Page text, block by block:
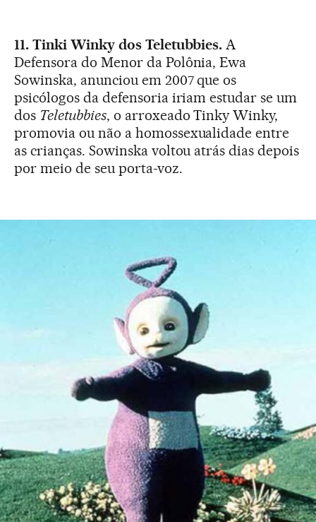
11. Tinki Winky dos Teletubbies. A
Defensora do Menor da Polônia, Ewa
Sowinska, anunciou em 2007 que os
psicólogos da defensoria iriam estudar se um
dos Teletubbies, o arroxeado Tinky Winky,
promovia ou não a homossexualidade entre
as crianças. Sowinska voltou atrás dias depois
por meio de seu porta-voz.